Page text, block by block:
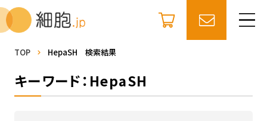
TOP HepaSH 検索結果
キーワード：HepaSH